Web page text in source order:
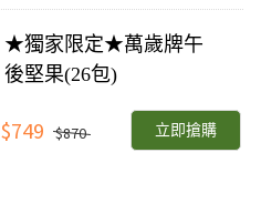
★獨家限定★萬歲牌午
後堅果(26包)
$749 $870 立即搶購